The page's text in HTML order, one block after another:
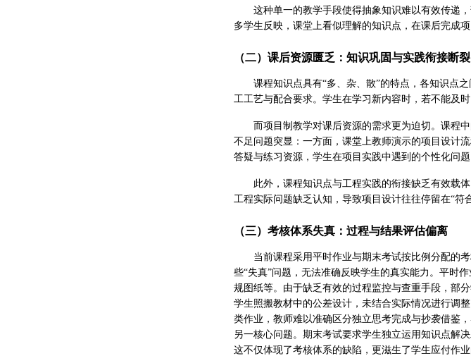
这种单一的教学手段使得抽象知识难以有效传递
多学生反映，课堂上看似理解的知识点，在课后完成
（二）课后资源匮乏：知识巩固与实践衔接断裂
课程知识点具有“多、杂、散”的特点，各知识点
工工艺与配合要求。学生在学习新内容时，若不能及
而项目制教学对课后资源的需求更为迫切。课程
不足问题突显：一方面，课堂上教师演示的项目设计
答疑与练习资源，学生在项目实践中遇到的个性化问
此外，课程知识点与工程实践的衔接缺乏有效载
工程实际问题缺乏认知，导致项目设计往往停留在“符
（三）考核体系失真：过程与结果评估偏离
当前课程采用平时作业与期末考试按比例分配的
些“失真”问题，无法准确反映学生的真实能力。平时
规图纸等。由于缺乏有效的过程监控与查重手段，部
学生照搬教材中的公差设计，未结合实际情况进行调
类作业，教师难以准确区分独立思考完成与抄袭借鉴
另一核心问题。期末考试要求学生独立运用知识点解
这不仅体现了考核体系的缺陷，更滋生了学生应付作